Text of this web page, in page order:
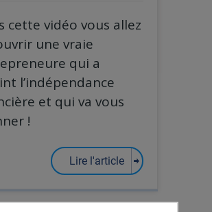
cette vidéo vous allez
une vraie
qui a
l’indépendance
et qui va vous
!
Lire l'article